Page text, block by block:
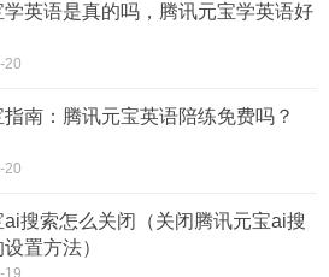
学英语是真的吗，腾讯元宝学英语好
20
指南：腾讯元宝英语陪练免费吗？
20
ai搜索怎么关闭（关闭腾讯元宝ai搜
置方法）
19